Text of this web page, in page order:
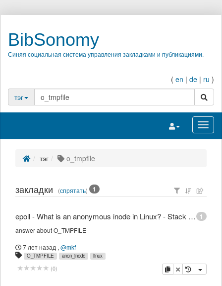
BibSonomy
Синяя социальная система управления закладками и публикациями.
( en | de | ru )
тэг
поиск
Переключить
тэг o_tmpfile
закладки (спрятать) 1
1
epoll - What is an anonymous inode in Linux? - Stack Overflow
answer about O_TMPFILE
7 лет назад , @mkf
O_TMPFILE anon_inode linux
(0) копировать
удалить